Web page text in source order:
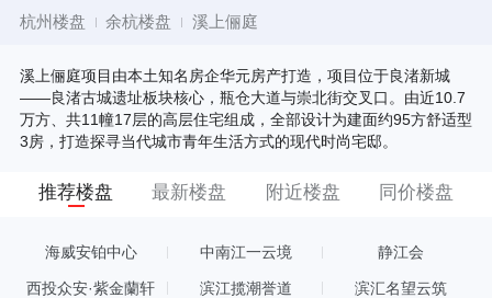
杭州楼盘 余杭楼盘 溪上俪庭
溪上俪庭项目由本土知名房企华元房产打造，项目位于良渚新城
——良渚古城遗址板块核心，瓶仓大道与崇北街交叉口。由近10.7
万方、共11幢17层的高层住宅组成，全部设计为建面约95方舒适型
3房，打造探寻当代城市青年生活方式的现代时尚宅邸。
推荐楼盘 最新楼盘 附近楼盘 同价楼盘
海威安铂中心 中南江一云境 静江会
西投众安·紫金蘭轩 滨江揽潮誉道 滨汇名望云筑